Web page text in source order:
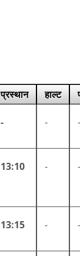
प्रस्थान हाल्ट
- -
13:10 -
13:15 -